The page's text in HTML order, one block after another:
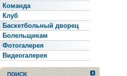
Команда
Клуб
Баскетбольный дворец
Болельщикам
Фотогалерея
Видеогалерея